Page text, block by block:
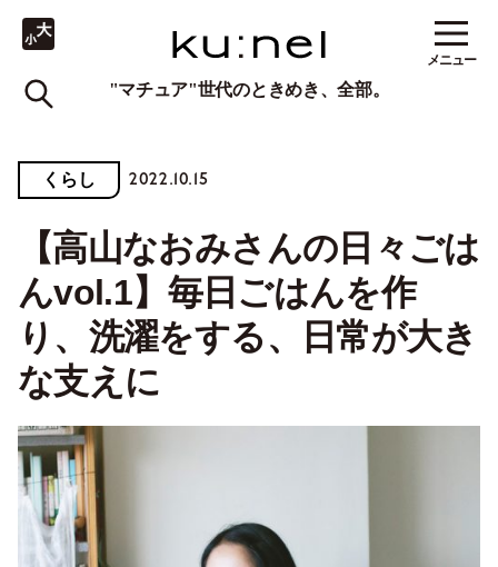
"マチュア"世代のときめき、全部。
メニュー
くらし 2022.10.15
【高山なおみさんの日々ごは
んvol.1】毎日ごはんを作
り、洗濯をする、日常が大き
な支えに